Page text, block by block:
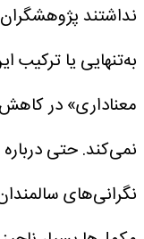
نداشتند
به‌تنهایی یا ترکیب
معناداری» در
نمی‌کند. حتی
نگرانی‌های